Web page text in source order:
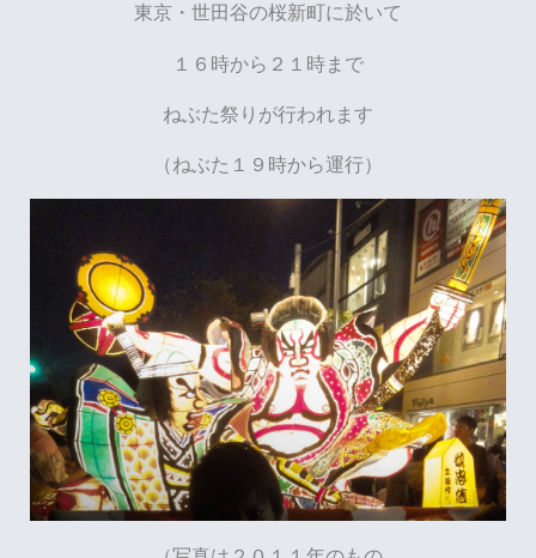
東京・世田谷の桜新町に於いて
１６時から２１時まで
ねぶた祭りが行われます
（ねぶた１９時から運行）